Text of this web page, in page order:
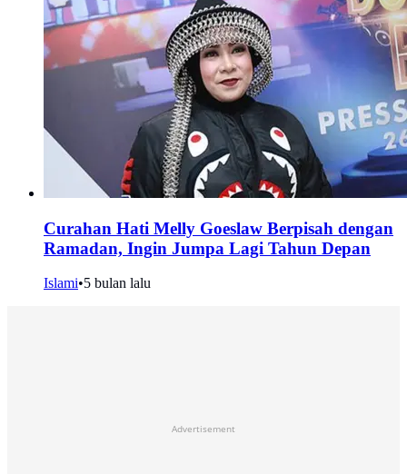
Curahan Hati Melly Goeslaw Berpisah dengan
Ramadan, Ingin Jumpa Lagi Tahun Depan
Islami•5 bulan lalu
Advertisement